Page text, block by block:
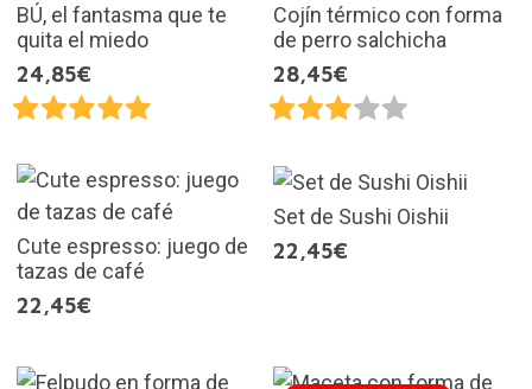
BÚ, el fantasma que te
quita el miedo
24,85€
Cojín térmico con forma
de perro salchicha
28,45€
Cute espresso: juego de
tazas de café
22,45€
Set de Sushi Oishii
22,45€